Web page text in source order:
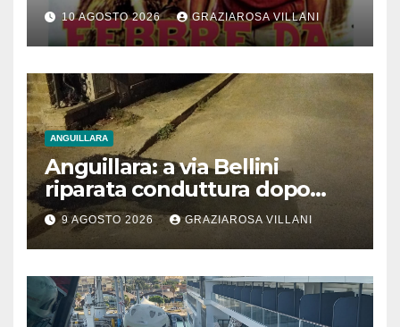
10 AGOSTO 2026 GRAZIAROSA VILLANI
ANGUILLARA
Anguillara: a via Bellini
riparata conduttura dopo
segnalazione IdD
9 AGOSTO 2026 GRAZIAROSA VILLANI